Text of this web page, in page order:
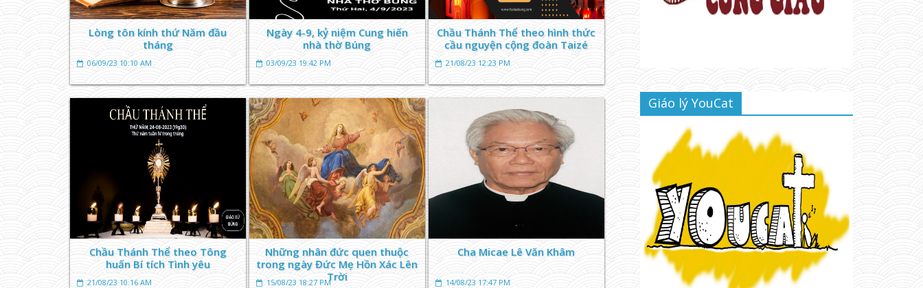
Lòng tôn kính thứ Năm đầu
tháng
06/09/23 10:10 AM
Ngày 4-9, kỷ niệm Cung hiến
nhà thờ Búng
03/09/23 19:42 PM
Chầu Thánh Thể theo hình thức
cầu nguyện cộng đoàn Taizé
21/08/23 12:23 PM
Chầu Thánh Thể theo Tông
huấn Bí tích Tình yêu
21/08/23 10:16 AM
Những nhân đức quen thuộc
trong ngày Đức Mẹ Hồn Xác Lên
Trời
15/08/23 18:27 PM
Cha Micae Lê Văn Khâm
14/08/23 17:47 PM
Giáo lý YouCat